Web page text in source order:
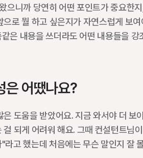
으니까 당연히 어떤 포인트가 중요한
으로 뭘 하고 싶은지가 자연스럽게 보
은 내용을 쓰더라도 어떤 내용들을
은 어땠나요?
은 도움을 받았어요. 지금 와서야 더 보
걸 되게 어려워 해요. 그때 컨설턴트님
라고 했는데 처음에는 무슨 말인지 잘